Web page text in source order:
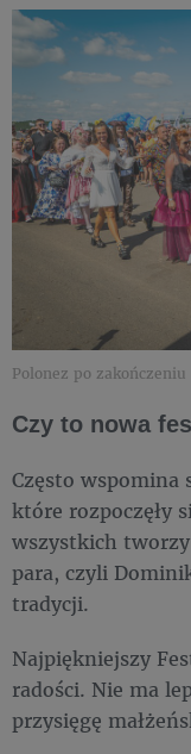
Polonez po zakończeniu
Czy to nowa
Często wspomina
które rozpoczęły
wszystkich tworzy
para, czyli
tradycji.
Najpiękniejszy
radości. Nie ma
przysięgę